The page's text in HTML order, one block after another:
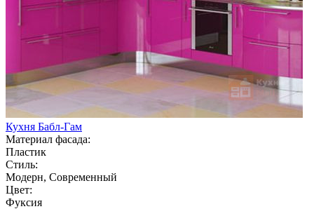
Кухня Бабл-Гам
Материал фасада:
Пластик
Стиль:
Модерн, Современный
Цвет:
Фуксия